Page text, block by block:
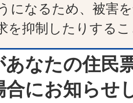
になるため、被害
を抑制したりする
あなたの住民
合にお知らせ